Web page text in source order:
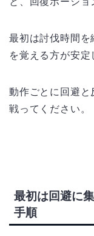
最初は討伐時間を
を覚える方が安定
動作ごとに回避と
戦ってください。
最初は回避に
手順